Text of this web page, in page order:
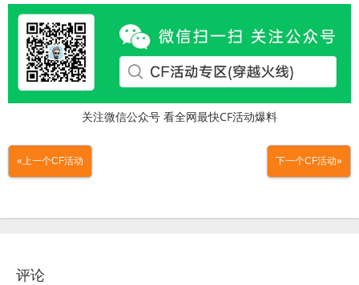
关注微信公众号 看全网最快CF活动爆料
«上一个CF活动 下一个CF活动»
评论